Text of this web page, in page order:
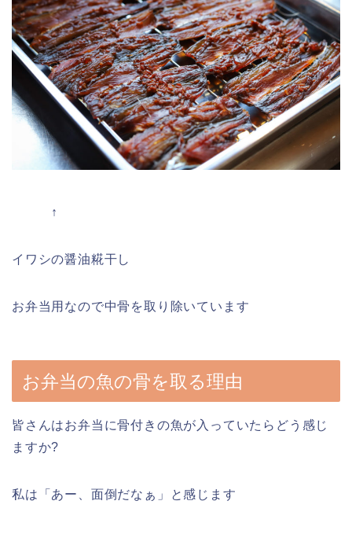
↑
イワシの醤油糀干し
お弁当用なので中骨を取り除いています
お弁当の魚の骨を取る理由
皆さんはお弁当に骨付きの魚が入っていたらどう感じ
ますか?
私は「あー、面倒だなぁ」と感じます